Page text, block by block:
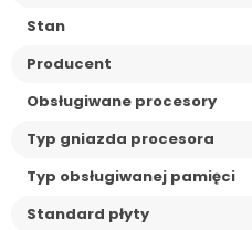
Stan
Producent
Obsługiwane procesory
Typ gniazda procesora
Typ obsługiwanej pamięci
Standard płyty